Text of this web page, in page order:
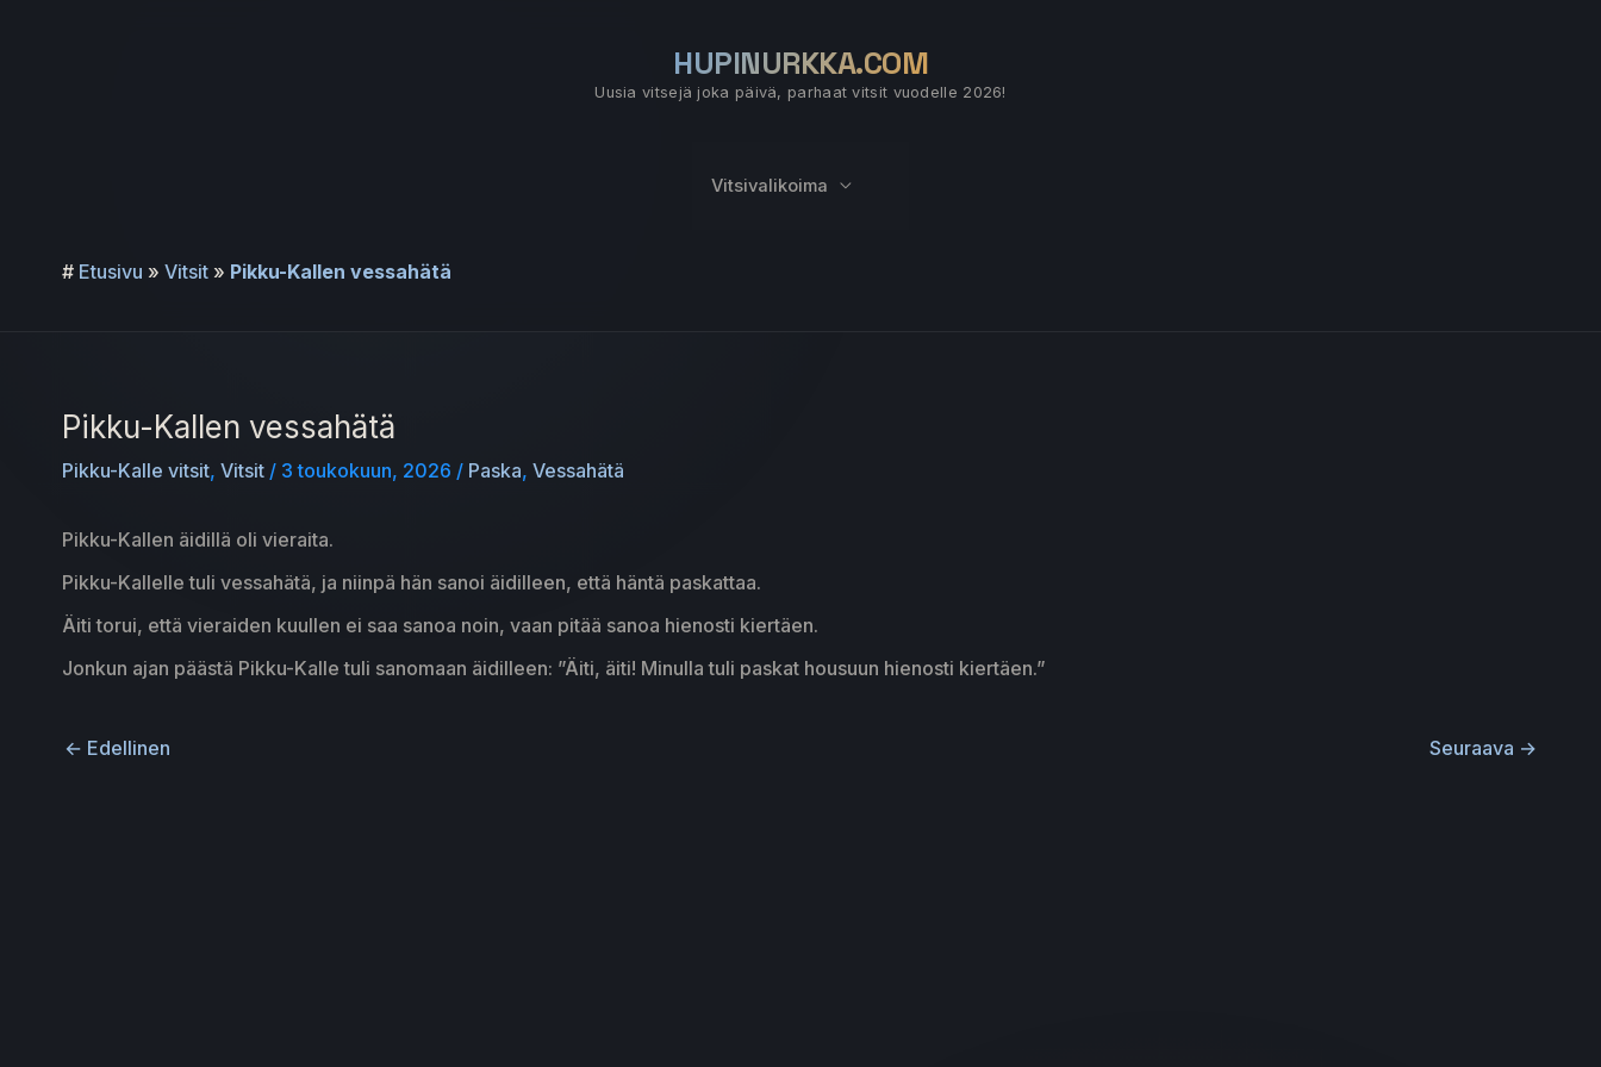
HUPINURKKA.COM
Uusia vitsejä joka päivä, parhaat vitsit vuodelle 2026!
Vitsivalikoima
# Etusivu » Vitsit » Pikku-Kallen vessahätä
Pikku-Kallen vessahätä
Pikku-Kalle vitsit, Vitsit / 3 toukokuun, 2026 / Paska, Vessahätä
Pikku-Kallen äidillä oli vieraita.
Pikku-Kallelle tuli vessahätä, ja niinpä hän sanoi äidilleen, että häntä paskattaa.
Äiti torui, että vieraiden kuullen ei saa sanoa noin, vaan pitää sanoa hienosti kiertäen.
Jonkun ajan päästä Pikku-Kalle tuli sanomaan äidilleen: ”Äiti, äiti! Minulla tuli paskat housuun hienosti kiertäen.”
← Edellinen Seuraava →